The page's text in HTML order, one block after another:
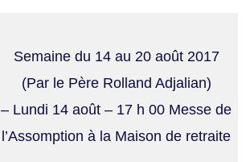
Semaine du 14 au 20 août 2017
(Par le Père Rolland Adjalian)
– Lundi 14 août – 17 h 00 Messe de
l’Assomption à la Maison de retraite